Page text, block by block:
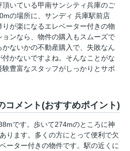
頂いている甲南サンシティ兵庫のご
の場所に、サンディ 兵庫駅前店
が楽になるエレベーター付きの物
ンなら、物件の購入もスムーズで
ないかの不動産購入で、失敗なん
かないですよね。そんなことがな
豊富なスタッフがしっかりとサポ
コメント(おすすめポイント)
です。歩いて274mのところに神
ります。多くの方にとって便利で欠
ーター付きの物件です。駅の近くに